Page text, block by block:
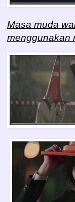
Masa muda
menggunakan